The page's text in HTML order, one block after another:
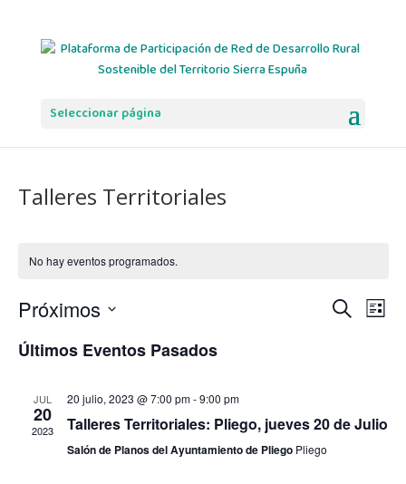
Seleccionar página
Talleres Territoriales
No hay eventos programados.
de
Buscar
de
Lista
Próximos
la
Últimos Eventos Pasados
JUL
20
2023
20 julio, 2023 @ 7:00 pm-9:00 pm
Talleres Territoriales: Pliego, jueves 20 de Julio
Salón de Planos del Ayuntamiento de Pliego Pliego